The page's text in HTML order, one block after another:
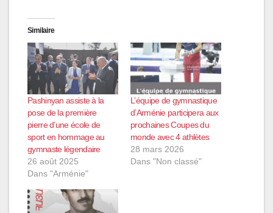
Similaire
Pashinyan assiste à la
pose de la première
pierre d’une école de
sport en hommage au
gymnaste légendaire
26 août 2025
Dans "Arménie"
L’équipe de gymnastique
d’Arménie participera aux
prochaines Coupes du
monde avec 4 athlètes
28 mars 2026
Dans "Non classé"